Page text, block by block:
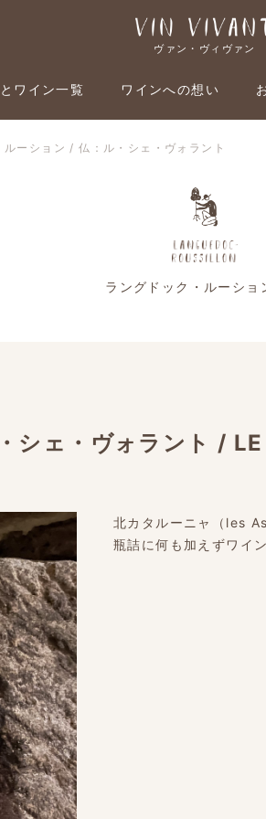
ヴァン・ヴィヴァン
ワイン一覧 ワインへの想い
ルーション / 仏：ル・シェ・ヴォラント
ラングドック・ルーショ
シェ・ヴォラント /
北カタルーニャ（les
瓶詰に何も加えずワイ